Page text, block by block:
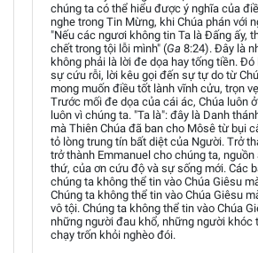
chúng ta có thể hiểu được ý nghĩa của
nghe trong Tin Mừng, khi Chúa phán với
"Nếu các ngươi không tin Ta là Đấng ấy,
chết trong tội lỗi mình" (Ga 8:24). Đây là
không phải là lời đe dọa hay tống tiền.
sự cứu rỗi, lời kêu gọi đến sự tự do từ
mong muốn điều tốt lành vĩnh cửu, trọn
Trước mối đe dọa của cái ác, Chúa luôn
luôn vì chúng ta. "Ta là": đây là Danh
mà Thiên Chúa đã ban cho Môsê từ bụi
tỏ lòng trung tín bất diệt của Người. Trở
trở thành Emmanuel cho chúng ta,
thứ, của ơn cứu độ và sự sống mới. Các
chúng ta không thể tin vào Chúa Giêsu
Chúng ta không thể tin vào Chúa Giêsu
vô tội. Chúng ta không thể tin vào Chúa
những người đau khổ, những người khóc
chạy trốn khỏi nghèo đói.